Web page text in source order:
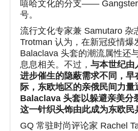
嘻哈文化的分支——
号。
流行文化专家兼 Samutaro 杂
Trotman 认为，在新冠疫情爆
Balaclava 头套的潮流属性还
息息相关。不过， 与本世纪由
进步催生的隐蔽需求不同，早
际，东欧地区的亲俄民间力量
Balaclava 头套以躲避亲美分
这一针织头饰由此成为东欧民
GQ 常驻时尚评论家 Rachel